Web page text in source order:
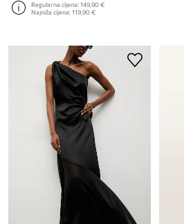
Regularna cijena:149,90 €
Najniža cijena:119,90 €